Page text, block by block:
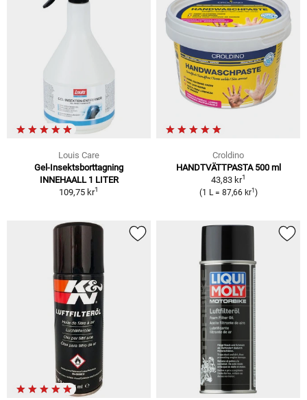
Louis Care
Gel-Insektsborttagning
INNEHAALL 1 LITER
109,75 kr1
Croldino
HANDTVÄTTPASTA 500 ml
43,83 kr1
(1 L = 87,66 kr1 )